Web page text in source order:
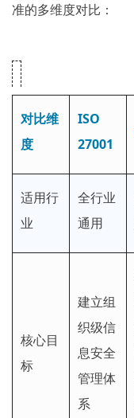
准的多维度对比：
对比维
度
ISO
27001
适用行
业
全行业
通用
核心目
标
建立组
织级信
息安全
管理体
系